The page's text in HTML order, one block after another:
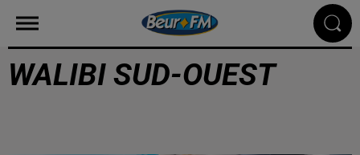
WALIBI SUD-OUEST